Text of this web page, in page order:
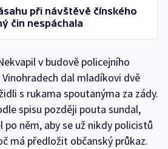
při návštěvě čínského
čin nespáchala
v budově policejního
dal mladíkovi dvě
s rukama spoutanýma za zády.
spisu později pouta sundal,
něm, aby se už nikdy policistů
má předložit občanský průkaz.